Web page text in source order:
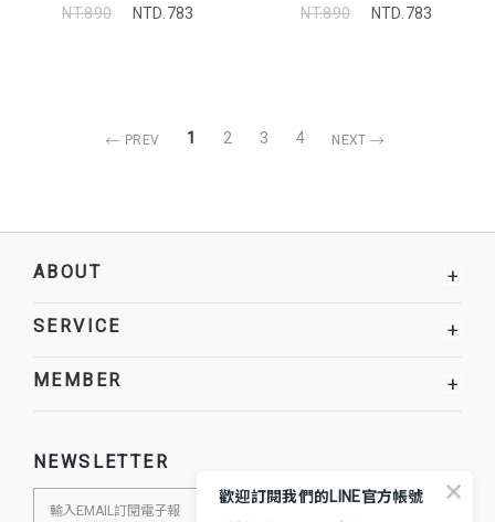
NT.890
NTD.783
NT.890
NTD.783
PREV 1 2 3 4 NEXT
ABOUT +
SERVICE +
MEMBER +
NEWSLETTER
歡迎訂閱我們的LINE官方帳號